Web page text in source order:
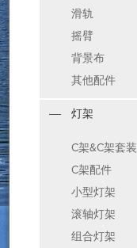
滑轨
摇臂
背景布
其他配件
灯架
C架&C架套装
C架配件
小型灯架
滚轴灯架
组合灯架